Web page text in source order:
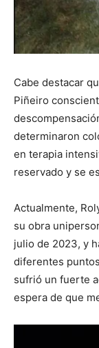
Cabe destacar
Piñeiro
determinaron
en terapia
reservado y se
Actualmente,
su obra
julio de 2023, y
diferentes
sufrió un fuerte
espera de que